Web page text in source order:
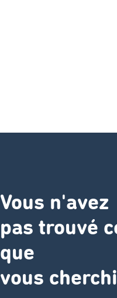
Vous n'avez
pas trouvé
que
vous